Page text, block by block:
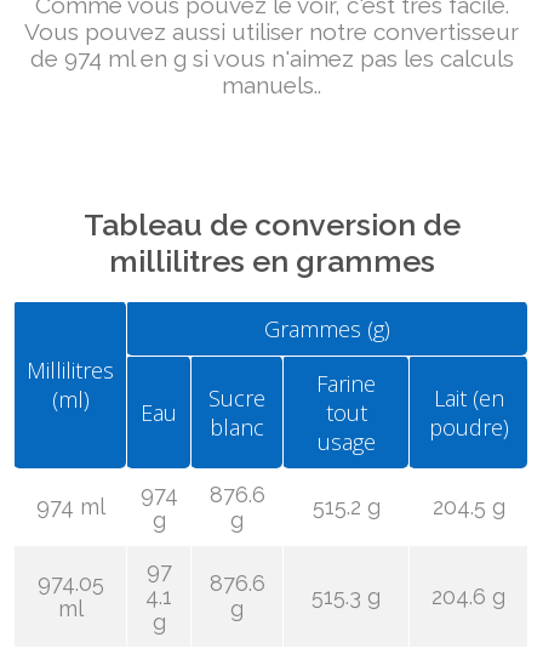
Vous pouvez aussi utiliser notre convertisseur
de 974 ml en g si vous n'aimez pas les calculs
manuels..
Tableau de conversion de
millilitres en grammes
Millilitres
(ml)
Grammes (g)
Eau
Sucre
blanc
Farine
tout
usage
Lait (en
poudre)
974 ml
974
g
876.6
g
515.2 g 204.5 g
974.05
ml
97
4.1
g
876.6
g
515.3 g 204.6 g